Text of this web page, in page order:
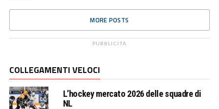
MORE POSTS
PUBBLICITÀ
COLLEGAMENTI VELOCI
L’hockey mercato 2026 delle squadre di
NL